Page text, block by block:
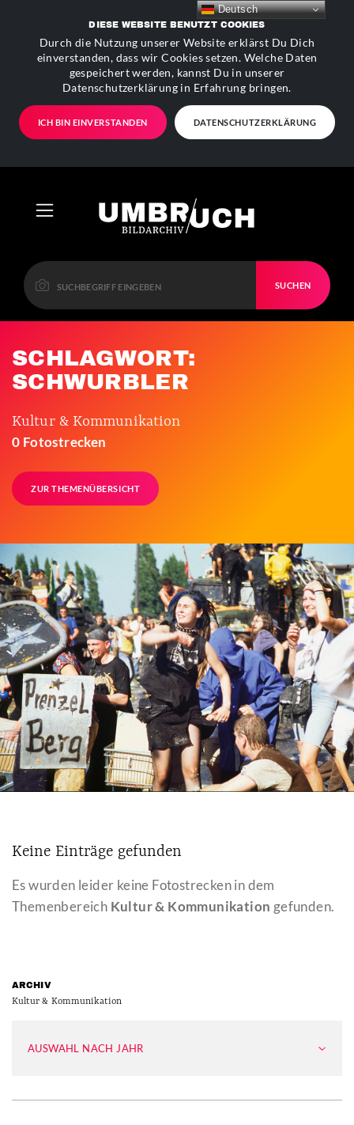
DIESE WEBSITE BENUTZT COOKIES
Durch die Nutzung unserer Website erklärst Du Dich
einverstanden, dass wir Cookies setzen. Welche Daten
gespeichert werden, kannst Du in unserer
Datenschutzerklärung in Erfahrung bringen.
ICH BIN EINVERSTANDEN DATENSCHUTZERKLÄRUNG
SUCHEN
SCHLAGWORT:
SCHWURBLER
Kultur & Kommunikation
0 Fotostrecken
ZUR THEMENÜBERSICHT
Keine Einträge gefunden
Es wurden leider keine Fotostrecken in dem
Themenbereich Kultur & Kommunikation gefunden.
ARCHIV
Kultur & Kommunikation
AUSWAHL NACH JAHR
Deutsch